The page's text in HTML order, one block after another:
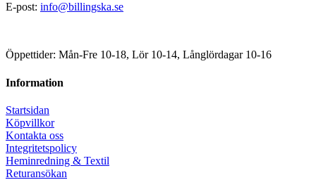
E-post: info@billingska.se
Öppettider: Mån-Fre 10-18, Lör 10-14, Långlördagar 10-16
Information
Startsidan
Köpvillkor
Kontakta oss
Integritetspolicy
Heminredning & Textil
Returansökan